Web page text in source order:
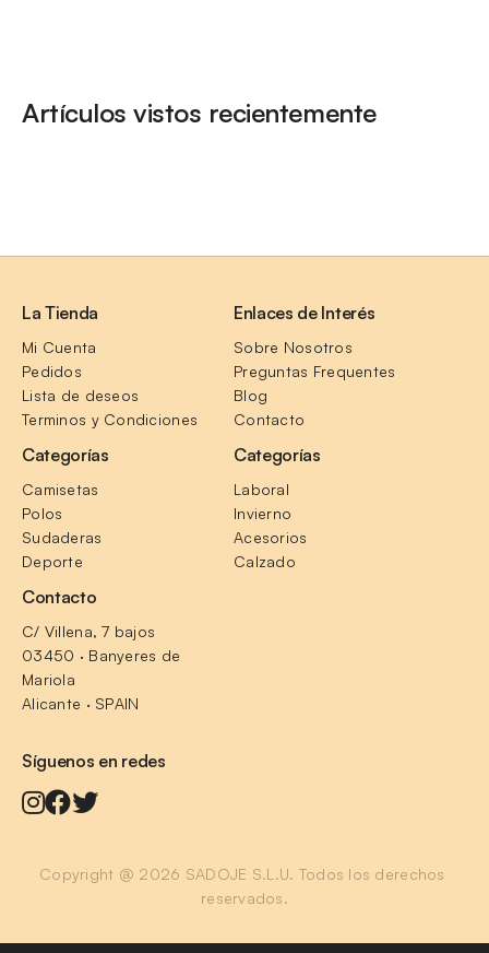
Artículos vistos recientemente
La Tienda
Mi Cuenta
Pedidos
Lista de deseos
Terminos y Condiciones
Enlaces de Interés
Sobre Nosotros
Preguntas Frequentes
Blog
Contacto
Categorías
Camisetas
Polos
Sudaderas
Deporte
Categorías
Laboral
Invierno
Acesorios
Calzado
Contacto
C/ Villena, 7 bajos
03450 · Banyeres de
Mariola
Alicante · SPAIN
Síguenos en redes
Copyright @ 2026 SADOJE S.L.U. Todos los derechos
reservados.